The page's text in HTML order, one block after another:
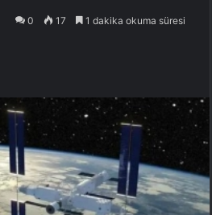
0 17 1 dakika okuma süresi